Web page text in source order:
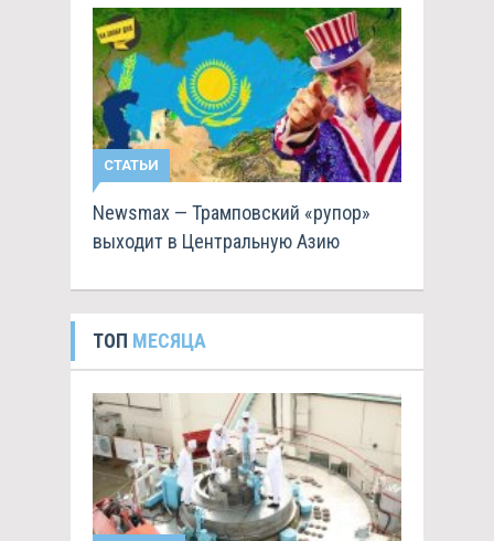
СТАТЬИ
Newsmax — Трамповский «рупор»
выходит в Центральную Азию
ТОП МЕСЯЦА